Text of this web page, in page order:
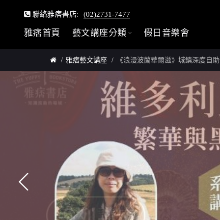
聯絡雅痞書店: (02)2731-7477
雅痞首頁 藝文講座分類 假日音樂會
雅痞藝文講座 《浪漫波蘭華爾滋》城鎮深度自